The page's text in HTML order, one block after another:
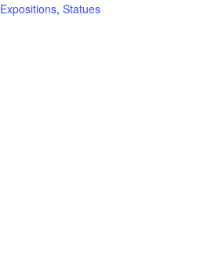
Expositions, Statues